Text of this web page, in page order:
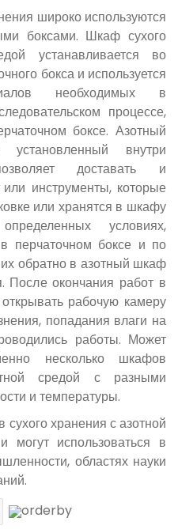
широко используются
боксами. Шкаф сухого
устанавливается во
бокса и используется
необходимых в
процессе,
боксе. Азотный
внутри
доставать и
инструменты, которые
или хранятся в шкафу
условиях,
перчаточном боксе и по
обратно в азотный шкаф
После окончания работ в
рабочую камеру
попадания влаги на
работы. Может
несколько шкафов
средой с разными
и температуры.
хранения с азотной
использоваться в
областях науки